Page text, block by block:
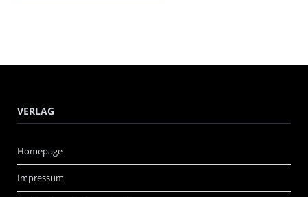
VERLAG
Homepage
Impressum